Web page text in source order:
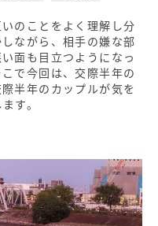
のことをよく理解し分
ながら、相手の嫌な部
面も目立つようになっ
で今回は、交際半年の
半年のカップルが気を
す。